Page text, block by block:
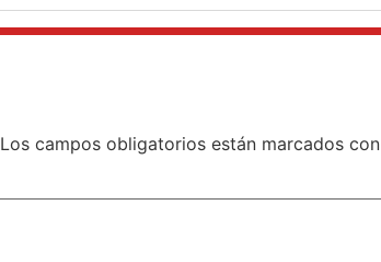
Los campos obligatorios están marcados con